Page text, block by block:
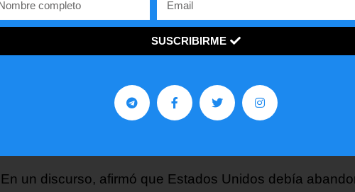
herramientas de viruta; a Tokio y La Haya también les
preocupa que se considere que han suscrito una política
El aumento de la presión sobre los aliados en los últimos
meses se produjo después de que el asesor de seguridad
nacional estadounidense, Jake Sullivan, señalara en
En un discurso, afirmó que Estados Unidos debía
SUSCRIBIRME